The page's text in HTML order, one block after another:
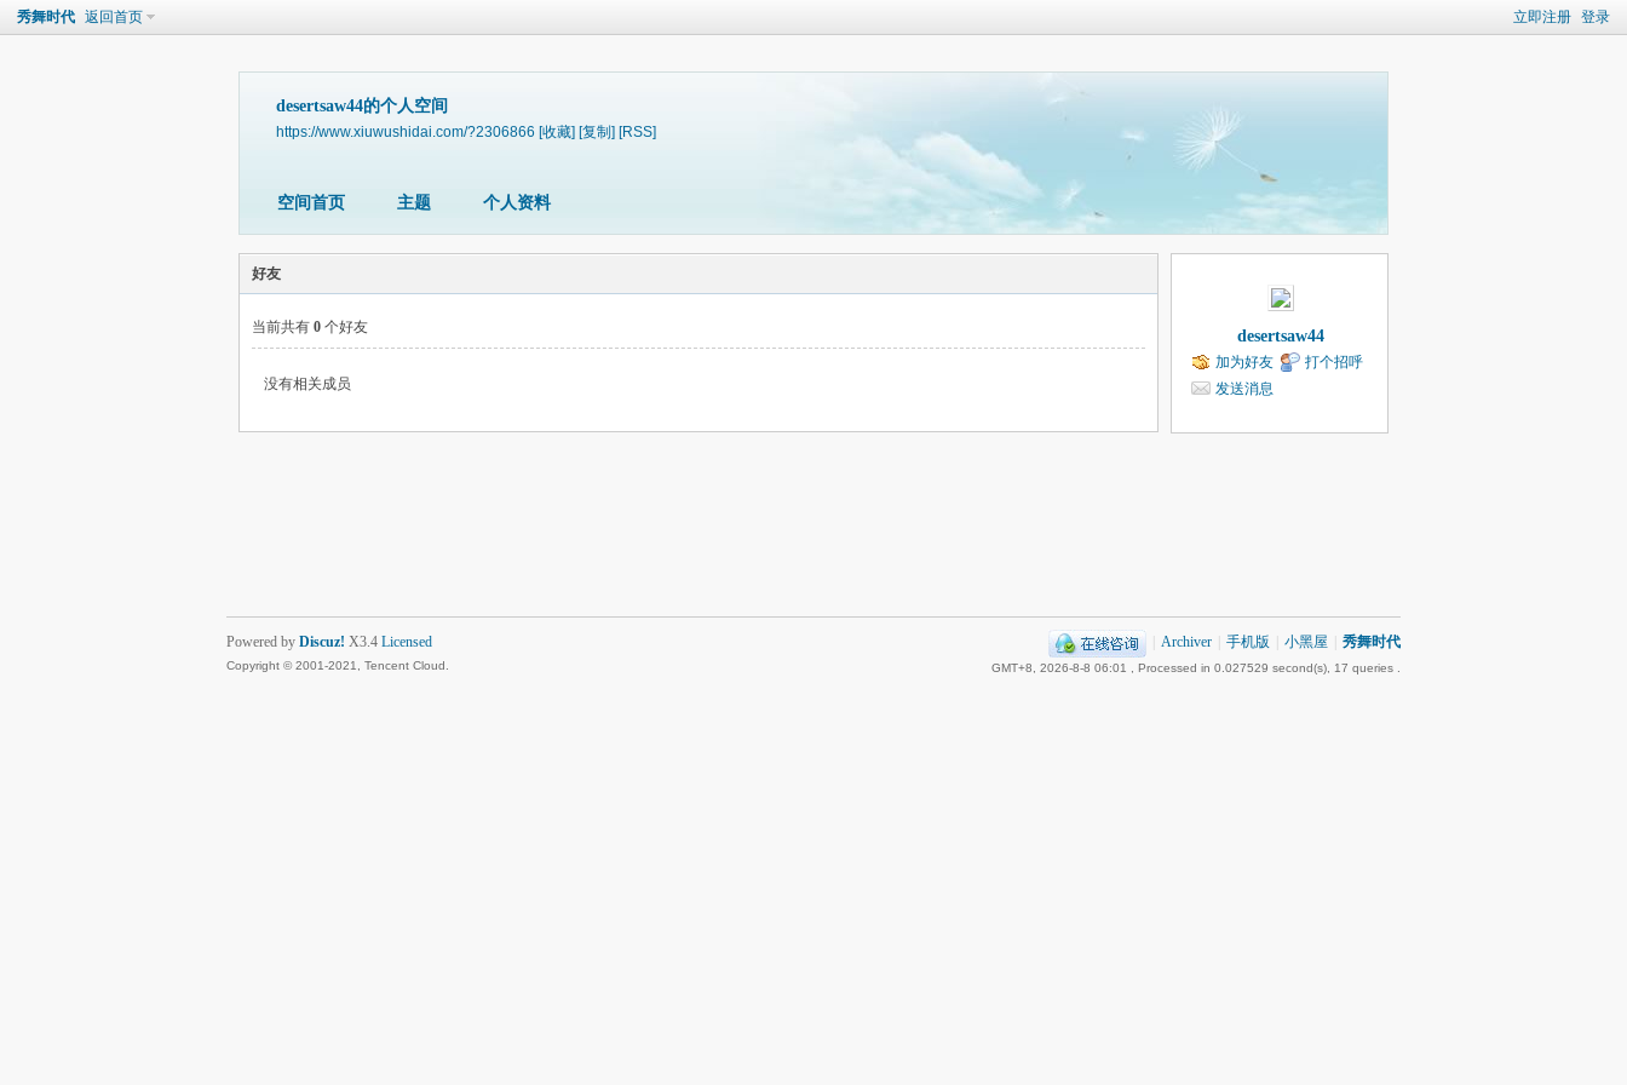
立即注册 登录
秀舞时代 返回首页
desertsaw44的个人空间
https://www.xiuwushidai.com/?2306866 [收藏] [复制] [RSS]
空间首页 主题 个人资料
好友
当前共有 0 个好友
没有相关成员
desertsaw44
加为好友
打个招呼
发送消息
Archiver 手机版 小黑屋 秀舞时代
GMT+8, 2026-8-8 06:01 , Processed in 0.027529 second(s), 17 queries .
Powered by Discuz! X3.4 Licensed
Copyright © 2001-2021, Tencent Cloud.